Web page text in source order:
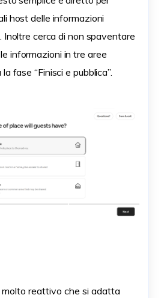
host delle informazioni
Inoltre cerca di non spaventare
informazioni in tre aree
fase “Finisci e pubblica”.
molto reattivo che si adatta